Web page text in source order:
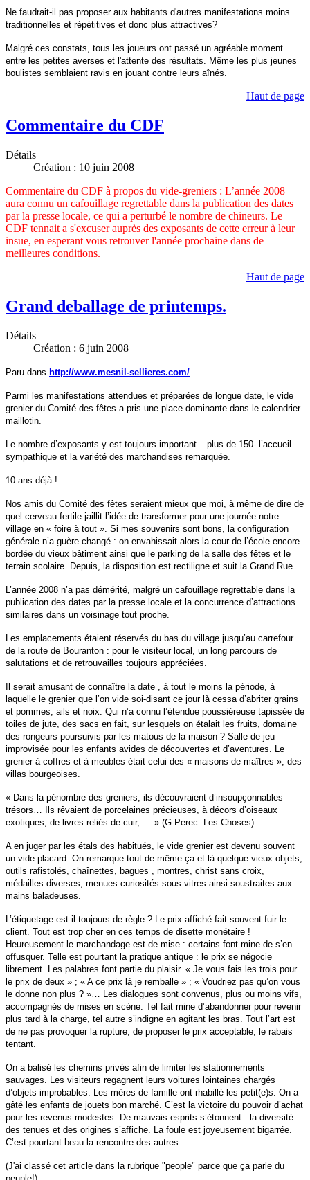
Ne faudrait-il pas proposer aux habitants d'autres manifestations moins
traditionnelles et répétitives et donc plus attractives?
Malgré ces constats, tous les joueurs ont passé un agréable moment
entre les petites averses et l'attente des résultats. Même les plus jeunes
boulistes semblaient ravis en jouant contre leurs aînés.
Haut de page
Commentaire du CDF
Détails
Création : 10 juin 2008
Commentaire du CDF à propos du vide-greniers : L’année 2008
aura connu un cafouillage regrettable dans la publication des dates
par la presse locale, ce qui a perturbé le nombre de chineurs. Le
CDF tennait a s'excuser auprès des exposants de cette erreur à leur
insue, en esperant vous retrouver l'année prochaine dans de
meilleures conditions.
Haut de page
Grand deballage de printemps.
Détails
Création : 6 juin 2008
Paru dans http://www.mesnil-sellieres.com/
Parmi les manifestations attendues et préparées de longue date, le vide
grenier du Comité des fêtes a pris une place dominante dans le calendrier
maillotin.
Le nombre d’exposants y est toujours important – plus de 150- l’accueil
sympathique et la variété des marchandises remarquée.
10 ans déjà !
Nos amis du Comité des fêtes seraient mieux que moi, à même de dire de
quel cerveau fertile jaillit l’idée de transformer pour une journée notre
village en « foire à tout ». Si mes souvenirs sont bons, la configuration
générale n’a guère changé : on envahissait alors la cour de l’école encore
bordée du vieux bâtiment ainsi que le parking de la salle des fêtes et le
terrain scolaire. Depuis, la disposition est rectiligne et suit la Grand Rue.
L’année 2008 n’a pas démérité, malgré un cafouillage regrettable dans la
publication des dates par la presse locale et la concurrence d’attractions
similaires dans un voisinage tout proche.
Les emplacements étaient réservés du bas du village jusqu’au carrefour
de la route de Bouranton : pour le visiteur local, un long parcours de
salutations et de retrouvailles toujours appréciées.
Il serait amusant de connaître la date , à tout le moins la période, à
laquelle le grenier que l’on vide soi-disant ce jour là cessa d’abriter grains
et pommes, ails et noix. Qui n’a connu l’étendue poussiéreuse tapissée de
toiles de jute, des sacs en fait, sur lesquels on étalait les fruits, domaine
des rongeurs poursuivis par les matous de la maison ? Salle de jeu
improvisée pour les enfants avides de découvertes et d’aventures. Le
grenier à coffres et à meubles était celui des « maisons de maîtres », des
villas bourgeoises.
« Dans la pénombre des greniers, ils découvraient d’insoupçonnables
trésors… Ils rêvaient de porcelaines précieuses, à décors d’oiseaux
exotiques, de livres reliés de cuir, … » (G Perec. Les Choses)
A en juger par les étals des habitués, le vide grenier est devenu souvent
un vide placard. On remarque tout de même ça et là quelque vieux objets,
outils rafistolés, chaînettes, bagues , montres, christ sans croix,
médailles diverses, menues curiosités sous vitres ainsi soustraites aux
mains baladeuses.
L’étiquetage est-il toujours de règle ? Le prix affiché fait souvent fuir le
client. Tout est trop cher en ces temps de disette monétaire !
Heureusement le marchandage est de mise : certains font mine de s’en
offusquer. Telle est pourtant la pratique antique : le prix se négocie
librement. Les palabres font partie du plaisir. « Je vous fais les trois pour
le prix de deux » ; « A ce prix là je remballe » ; « Voudriez pas qu’on vous
le donne non plus ? »… Les dialogues sont convenus, plus ou moins vifs,
accompagnés de mises en scène. Tel fait mine d’abandonner pour revenir
plus tard à la charge, tel autre s’indigne en agitant les bras. Tout l’art est
de ne pas provoquer la rupture, de proposer le prix acceptable, le rabais
tentant.
On a balisé les chemins privés afin de limiter les stationnements
sauvages. Les visiteurs regagnent leurs voitures lointaines chargés
d’objets improbables. Les mères de famille ont rhabillé les petit(e)s. On a
gâté les enfants de jouets bon marché. C’est la victoire du pouvoir d’achat
pour les revenus modestes. De mauvais esprits s’étonnent : la diversité
des tenues et des origines s’affiche. La foule est joyeusement bigarrée.
C’est pourtant beau la rencontre des autres.
(J'ai classé cet article dans la rubrique "people" parce que ça parle du